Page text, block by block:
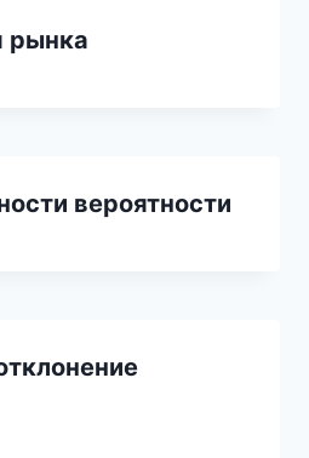
рынка
вероятности